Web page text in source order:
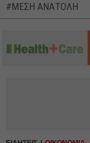
#ΜΕΣΗ ΑΝΑΤΟΛΗ